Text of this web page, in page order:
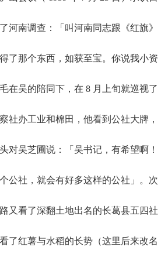
河南调查：「叫河南同志跟《红旗》
了那个东西，如获至宝。你说我小资
吴的陪同下，在 8 月上旬就巡视了
社办工业和棉田，他看到公社大牌，
对吴芝圃说：「吴书记，有希望啊！
公社，就会有好多这样的公社」。次
又看了深翻土地出名的长葛县五四社
了红薯与水稻的长势（这里后来改名